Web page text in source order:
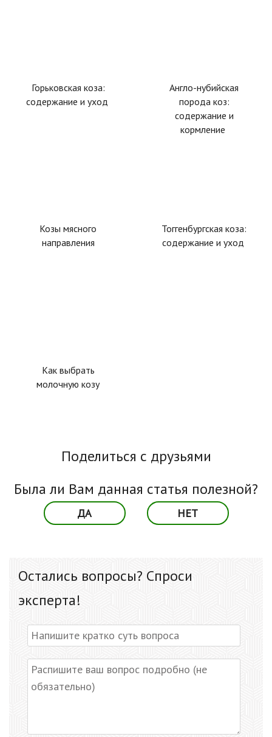
Горьковская коза:
содержание и уход
Англо-нубийская
порода коз:
содержание и
кормление
Козы мясного
направления
Тоггенбургская коза:
содержание и уход
Как выбрать
молочную козу
Была ли Вам данная статья полезной?
ДА НЕТ
Поделиться с друзьями
Остались вопросы? Спроси
эксперта!